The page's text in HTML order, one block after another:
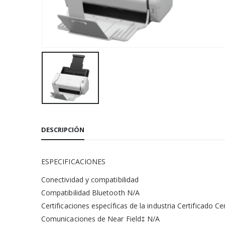
DESCRIPCIÓN
ESPECIFICACIONES
Conectividad y compatibilidad
Compatibilidad Bluetooth N/A
Certificaciones específicas de la industria Certificado
Comunicaciones de Near Field‡ N/A